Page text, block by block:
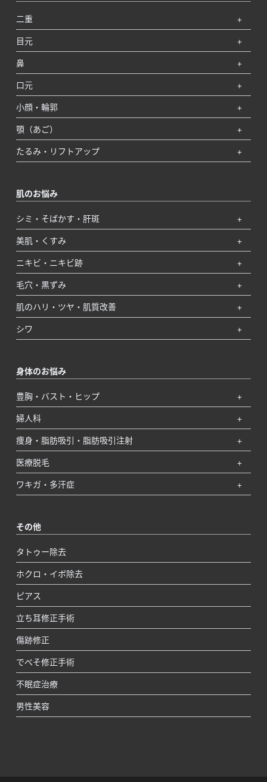
二重
目元
鼻
口元
小顔・輪郭
顎（あご）
たるみ・リフトアップ
肌のお悩み
シミ・そばかす・肝斑
美肌・くすみ
ニキビ・ニキビ跡
毛穴・黒ずみ
肌のハリ・ツヤ・肌質改善
シワ
身体のお悩み
豊胸・バスト・ヒップ
婦人科
痩身・脂肪吸引・脂肪吸引注射
医療脱毛
ワキガ・多汗症
その他
タトゥー除去
ホクロ・イボ除去
ピアス
立ち耳修正手術
傷跡修正
でべそ修正手術
不眠症治療
男性美容